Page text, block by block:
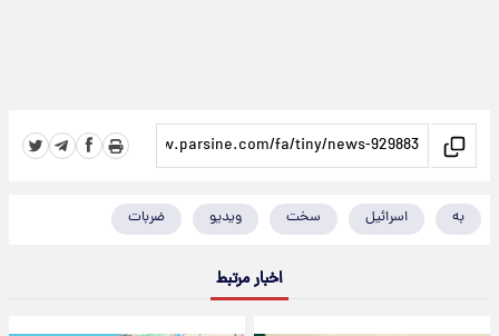
به اسرائیل سخت ویدیو ضربات
اخبار مرتبط